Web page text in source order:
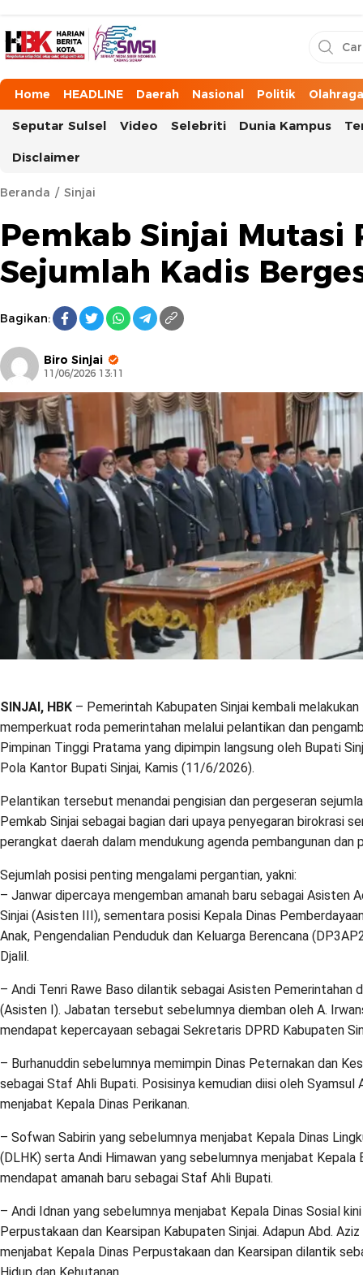
HarianBeritaKota
Mengabarkan Setiap Detil, Sudut, dan Cerita Kota
Home HEADLINE Daerah Nasional Politik Olahraga
Seputar Sulsel Video Selebriti Dunia Kampus
Disclaimer
Beranda Sinjai
Pemkab Sinjai Mutasi
Sejumlah Kadis
Bagikan:
Biro Sinjai
11/06/2026 13:11
SINJAI, HBK – Pemerintah Kabupaten Sinjai kembali
memperkuat roda pemerintahan melalui pelantikan dan
Pimpinan Tinggi Pratama yang dipimpin langsung oleh Bupati
Pola Kantor Bupati Sinjai, Kamis (11/6/2026).
Pelantikan tersebut menandai pengisian dan pergeseran
Pemkab Sinjai sebagai bagian dari upaya penyegaran birokrasi
perangkat daerah dalam mendukung agenda pembangunan dan
Sejumlah posisi penting mengalami pergantian, yakni:
– Janwar dipercaya mengemban amanah baru sebagai Asisten
Sinjai (Asisten III), sementara posisi Kepala Dinas
Anak, Pengendalian Penduduk dan Keluarga Berencana
Djalil.
– Andi Tenri Rawe Baso dilantik sebagai Asisten Pemerintahan
(Asisten I). Jabatan tersebut sebelumnya diemban oleh A.
mendapat kepercayaan sebagai Sekretaris DPRD Kabupaten
– Burhanuddin sebelumnya memimpin Dinas Peternakan dan
sebagai Staf Ahli Bupati. Posisinya kemudian diisi oleh Syamsul
menjabat Kepala Dinas Perikanan.
– Sofwan Sabirin yang sebelumnya menjabat Kepala Dinas
(DLHK) serta Andi Himawan yang sebelumnya menjabat Kepala
mendapat amanah baru sebagai Staf Ahli Bupati.
– Andi Idnan yang sebelumnya menjabat Kepala Dinas Sosial
Perpustakaan dan Kearsipan Kabupaten Sinjai. Adapun Abd.
menjabat Kepala Dinas Perpustakaan dan Kearsipan dilantik